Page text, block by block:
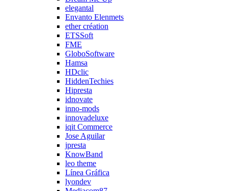
elegantal
Envanto Elenmets
ether création
ETSSoft
FME
GloboSoftware
Hamsa
HDclic
HiddenTechies
Hipresta
idnovate
inno-mods
innovadeluxe
iqit Commerce
Jose Aguilar
jpresta
KnowBand
leo theme
Línea Gráfica
lyondev